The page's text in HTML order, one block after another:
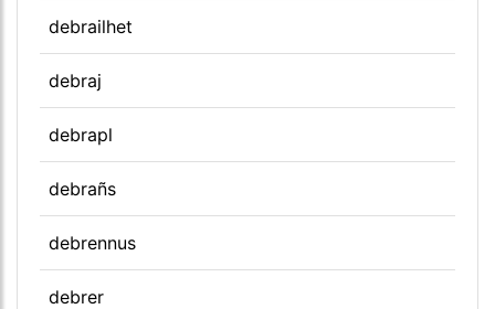
debrailhet
debraj
debrapl
debrañs
debrennus
debrer